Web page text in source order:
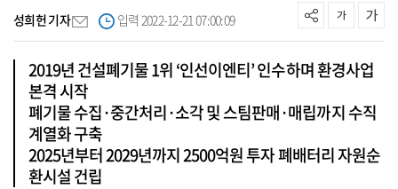
성희헌 기자 입력 2022-12-21 07:00:09
2019년 건설폐기물 1위 ‘인선이엔티’ 인수하며 환경사업
본격 시작
폐기물 수집·중간처리·소각 및 스팀판매·매립까지 수직
계열화 구축
2025년부터 2029년까지 2500억원 투자 폐배터리 자원순
환시설 건립